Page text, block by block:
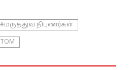
#மருத்துவ நிபுணர்கள்